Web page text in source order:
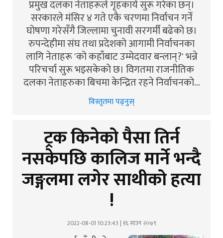
प्रमुख दलका नेताहरूले गृहकार्य सुरू गरेका छन्।
सरकारले मंसिर ४ गते एकै चरणमा निर्वाचन गर्ने
घोषणा गरेसँगै जिल्लामा चुनावी सरगर्मी बढेको छ।
रुपन्देहीमा संघ तथा प्रदेशको आगामी निर्वाचनका
लागि नेताहरू 'को कहाँबाट उम्मेदवार बन्लान्?' भन्ने
परिचर्चा सुरू भइसकेको छ। विगतमा राजनीतिक
दलका नेताहरुका बिचमा केन्द्रित रहने निर्वाचनको…
विस्तृतमा पढ्नुस्
ट्रक किनेको पैसा तिर्न
नसकेपछि कालिज मार्ने भन्दै
जङ्गलमा लगेर साथीको हत्या
!
2022-08-01 10:23:43 | १६ साउन २०७९